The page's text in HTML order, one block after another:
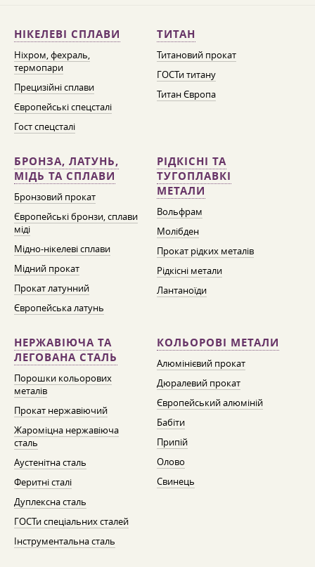
НІКЕЛЕВІ СПЛАВИ
Ніхром, фехраль,
термопари
Прецизійні сплави
Європейські спецсталі
Гост спецсталі
ТИТАН
Титановий прокат
ГОСТи титану
Титан Європа
БРОНЗА, ЛАТУНЬ,
МІДЬ ТА СПЛАВИ
Бронзовий прокат
Європейські бронзи, сплави
міді
Мідно-нікелеві сплави
Мідний прокат
Прокат латунний
Європейська латунь
РІДКІСНІ ТА
ТУГОПЛАВКІ
МЕТАЛИ
Вольфрам
Молібден
Прокат рідких металів
Рідкісні метали
Лантаноїди
НЕРЖАВІЮЧА ТА
ЛЕГОВАНА СТАЛЬ
Порошки кольорових
металів
Прокат нержавіючий
Жароміцна нержавіюча
сталь
Аустенітна сталь
Феритні сталі
Дуплексна сталь
ГОСТи спеціальних сталей
Інструментальна сталь
КОЛЬОРОВІ МЕТАЛИ
Алюмінієвий прокат
Дюралевий прокат
Європейський алюміній
Бабіти
Припій
Олово
Свинець